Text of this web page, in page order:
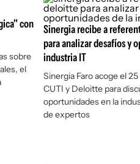
con
sobre
el
Sinergia recibe a
para analizar desafíos y
industria IT
Sinergia Faro acoge el
CUTI y Deloitte para
oportunidades en la
de expertos